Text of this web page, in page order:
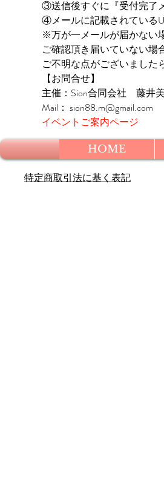
③送信後すぐに『受付完了
④メールに記載されている
※万が一メールが届かない
ご確認頂き届いていない場
ご不明な点がございました
【お問合せ】
主催：Sion合同会社　藤井
Mail： sion88.m@gmail.com
イベントご案内ページ
HOME
​特定商取引法に基く表記